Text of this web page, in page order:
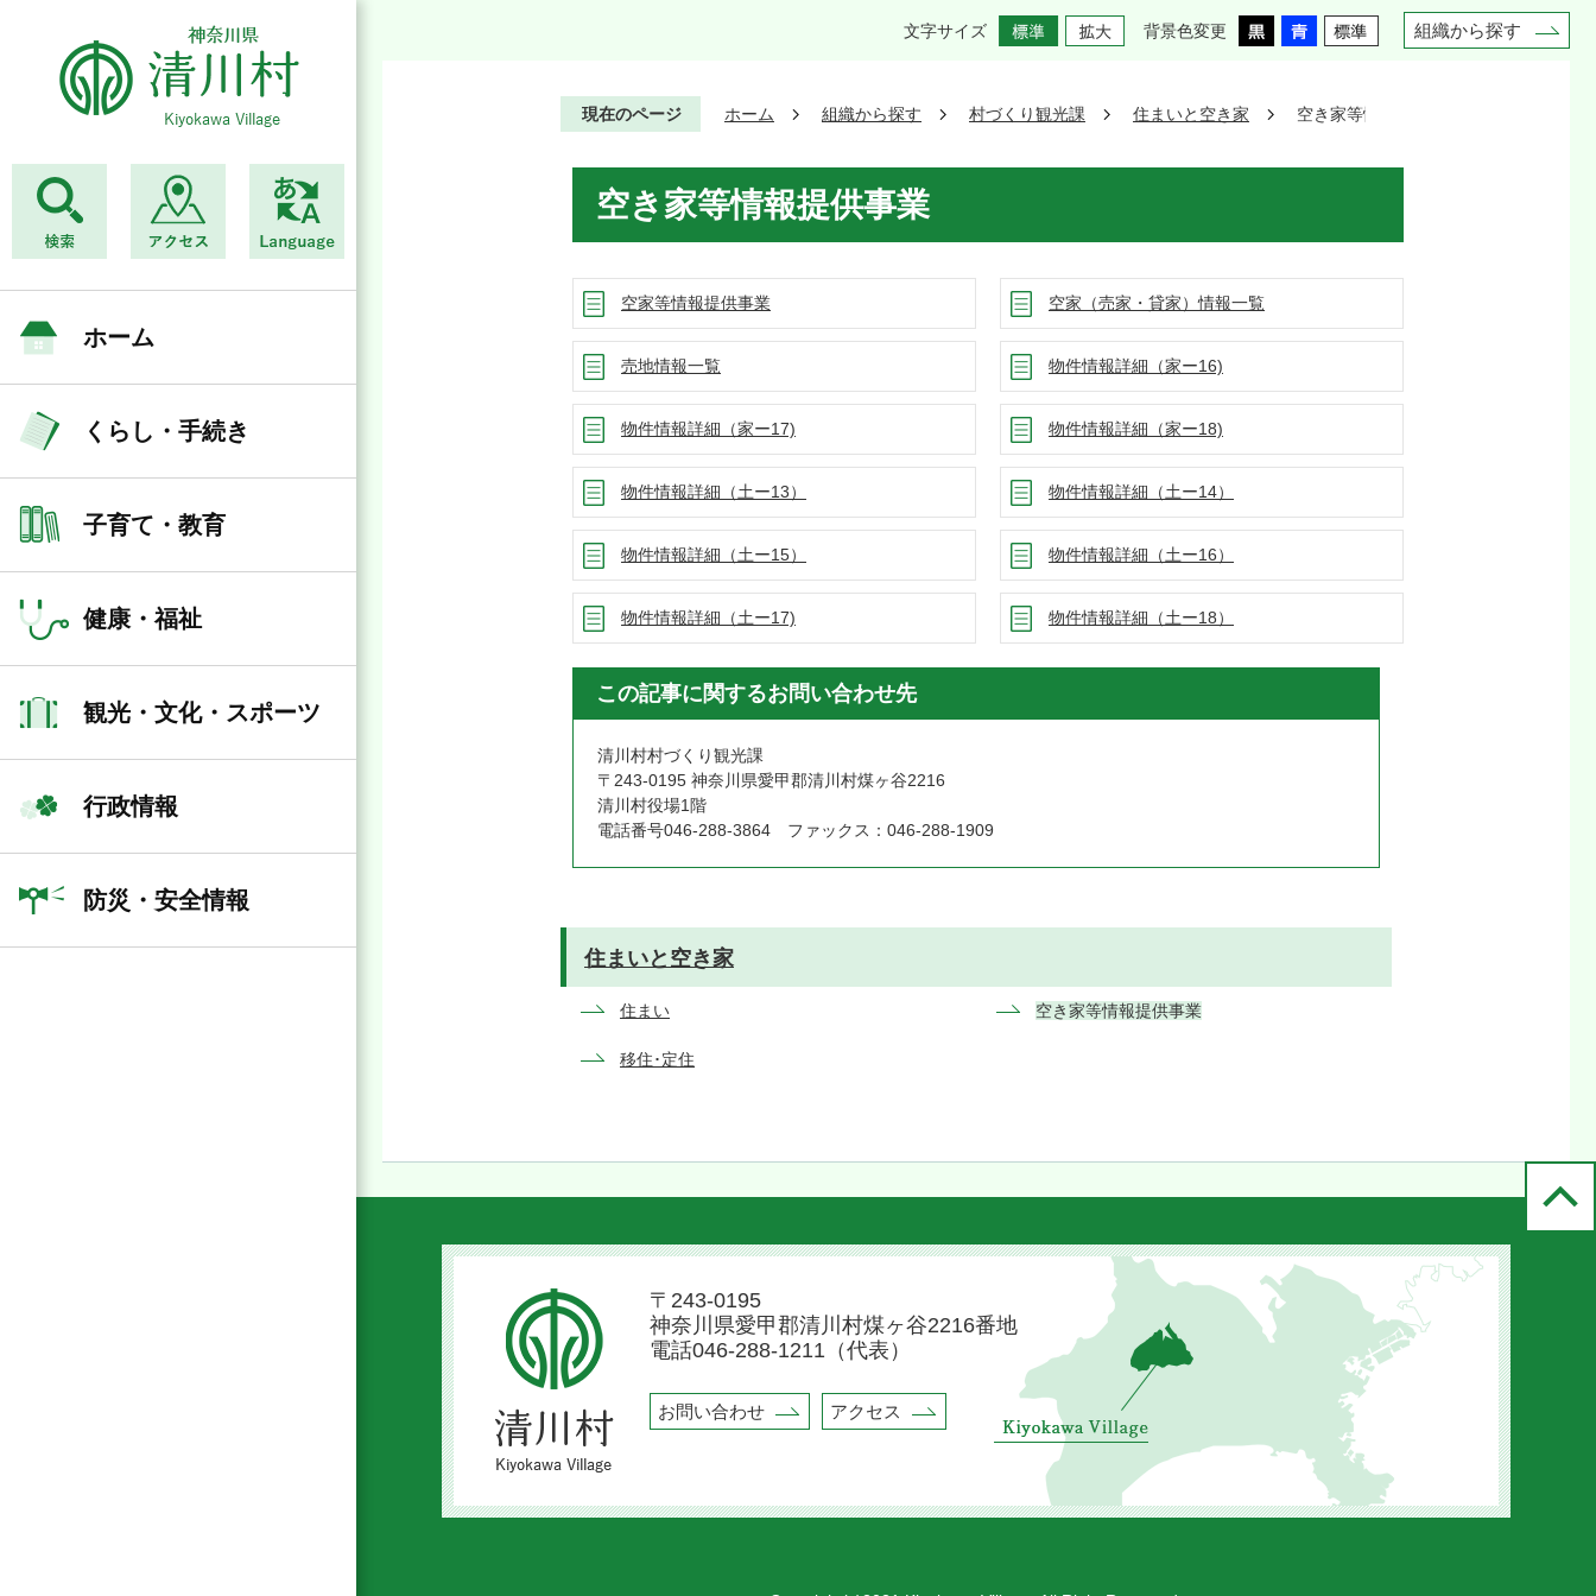
ホーム
くらし・手続き
子育て・教育
健康・福祉
観光・文化・スポーツ
行政情報
防災・安全情報
文字サイズ 背景色変更 組織から探す
現在のページ ホーム 組織から探す 村づくり観光課 住まいと空き家 空き家等情報提供事業
空き家等情報提供事業
空家等情報提供事業 空家（売家・貸家）情報一覧
売地情報一覧 物件情報詳細（家ー16)
物件情報詳細（家ー17) 物件情報詳細（家ー18)
物件情報詳細（土ー13） 物件情報詳細（土ー14）
物件情報詳細（土ー15） 物件情報詳細（土ー16）
物件情報詳細（土ー17) 物件情報詳細（土ー18）
この記事に関するお問い合わせ先
清川村村づくり観光課
〒243-0195 神奈川県愛甲郡清川村煤ヶ谷2216
清川村役場1階
電話番号046-288-3864 ファックス：046-288-1909
住まいと空き家
住まい 空き家等情報提供事業
移住･定住
川
村
Kiyokawa
〒243-0195
神奈川県愛甲郡清川村煤ヶ谷2216番地
電話046-288-1211（代表）
お問い合わせ アクセス
清
の
位
し
神